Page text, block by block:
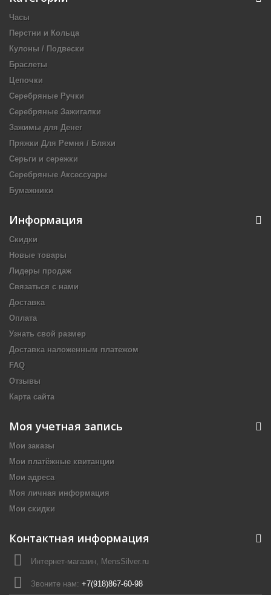
Часы
Перстни и Кольца
Кулоны / Подвески
Браслеты
Цепочки
Серебряные Ручки
Серебряные Зажигалки
Зажимы для Денег
Пряжки Для Ремня / Бляхи
Серьги и сережки
Серебряные Аксессуары
Бумажники
Информация
Скидки
Новые товары
Лидеры продаж
Связаться с нами
Доставка
Оплата
Узнать свой размер
Доставка наложенным платежом
FAQ
Отзывы
Карта сайта
Моя учетная запись
Мои заказы
Мои платёжные квитанции
Мои адреса
Моя личная информация
Мои скидки
Контактная информация
Интернет-магазин, MensSilver.ru
Звоните нам: +7(918)867-60-98